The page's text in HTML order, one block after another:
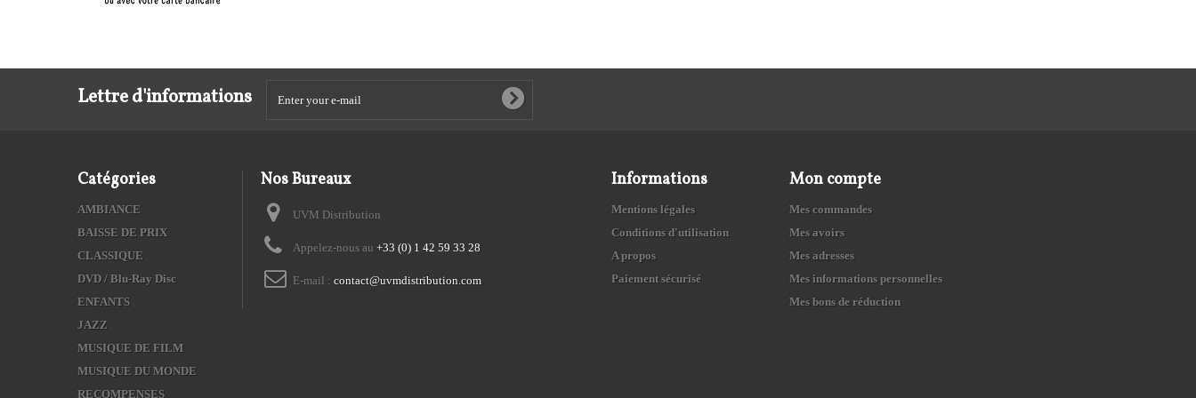
Lettre d'informations
Catégories
AMBIANCE
BAISSE DE PRIX
CLASSIQUE
DVD / Blu-Ray Disc
ENFANTS
JAZZ
MUSIQUE DE FILM
MUSIQUE DU MONDE
RECOMPENSES
Nos Bureaux
UVM Distribution
Appelez-nous au +33 (0) 1 42 59 33 28
E-mail : contact@uvmdistribution.com
Informations
Mentions légales
Conditions d'utilisation
A propos
Paiement sécurisé
Mon compte
Mes commandes
Mes avoirs
Mes adresses
Mes informations personnelles
Mes bons de réduction